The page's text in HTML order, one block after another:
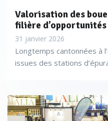
Valorisation des
filière d’opportunités
31 janvier 2026
Longtemps cantonnées à
issues des stations